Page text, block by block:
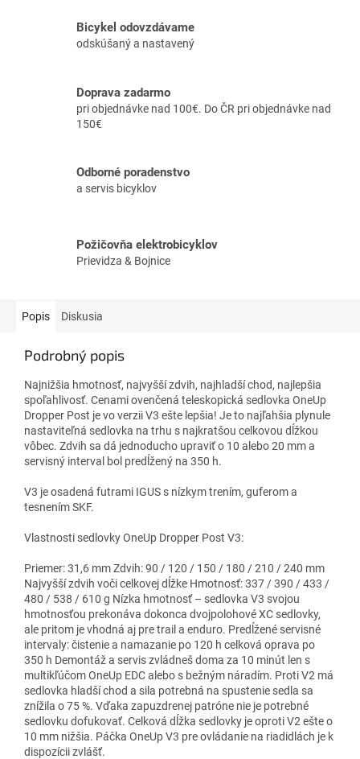
Bicykel odovzdávame
odskúšaný a nastavený
Doprava zadarmo
pri objednávke nad 100€. Do ČR pri objednávke nad
150€
Odborné poradenstvo
a servis bicyklov
Požičovňa elektrobicyklov
Prievidza & Bojnice
Popis Diskusia
Podrobný popis
Najnižšia hmotnosť, najvyšší zdvih, najhladší chod, najlepšia
spoľahlivosť. Cenami ovenčená teleskopická sedlovka OneUp
Dropper Post je vo verzii V3 ešte lepšia! Je to najľahšia plynule
nastaviteľná sedlovka na trhu s najkratšou celkovou dĺžkou
vôbec. Zdvih sa dá jednoducho upraviť o 10 alebo 20 mm a
servisný interval bol predĺžený na 350 h.
V3 je osadená futrami IGUS s nízkym trením, guferom a
tesnením SKF.
Vlastnosti sedlovky OneUp Dropper Post V3:
Priemer: 31,6 mm Zdvih: 90 / 120 / 150 / 180 / 210 / 240 mm
Najvyšší zdvih voči celkovej dĺžke Hmotnosť: 337 / 390 / 433 /
480 / 538 / 610 g Nízka hmotnosť – sedlovka V3 svojou
hmotnosťou prekonáva dokonca dvojpolohové XC sedlovky,
ale pritom je vhodná aj pre trail a enduro. Predĺžené servisné
intervaly: čistenie a namazanie po 120 h celková oprava po
350 h Demontáž a servis zvládneš doma za 10 minút len ​​s
multikľúčom OneUp EDC alebo s bežným náradím. Proti V2 má
sedlovka hladší chod a sila potrebná na spustenie sedla sa
znížila o 75 %. Vďaka zapuzdrenej patróne nie je potrebné
sedlovku dofukovať. Celková dĺžka sedlovky je oproti V2 ešte o
10 mm nižšia. Páčka OneUp V3 pre ovládanie na riadidlách je k
dispozícii zvlášť.